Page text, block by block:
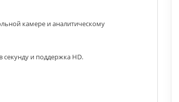
камере и аналитическому
секунду и поддержка HD.